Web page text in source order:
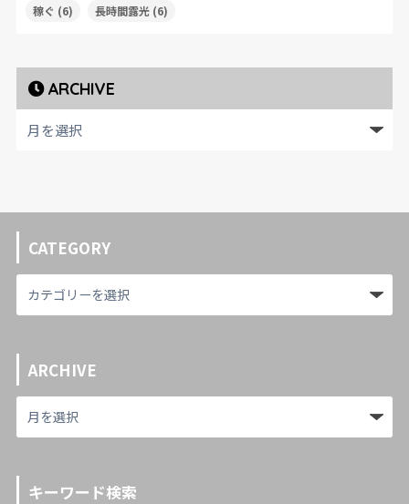
稼ぐ (6) 長時間露光(6)
ARCHIVE
CATEGORY
ARCHIVE
キーワード検索